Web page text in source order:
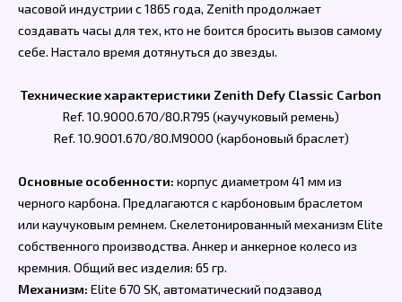
часовой индустрии с 1865 года, Zenith продолжает
создавать часы для тех, кто не боится бросить вызов самому
себе. Настало время дотянуться до звезды.
Технические характеристики Zenith Defy Classic Carbon
Ref. 10.9000.670/80.R795 (каучуковый ремень)
Ref. 10.9001.670/80.M9000 (карбоновый браслет)
Основные особенности: корпус диаметром 41 мм из
черного карбона. Предлагаются с карбоновым браслетом
или каучуковым ремнем. Скелетонированный механизм Elite
собственного производства. Анкер и анкерное колесо из
кремния. Общий вес изделия: 65 гр.
Механизм: Elite 670 SK, автоматический подзавод